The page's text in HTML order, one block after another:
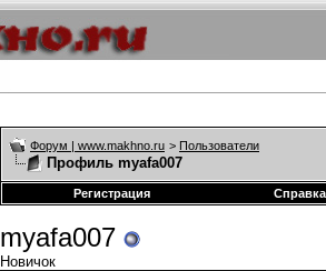
Форум | www.makhno.ru > Пользователи
Профиль myafa007
Регистрация
Справка
myafa007
Новичок